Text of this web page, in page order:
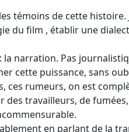
témoins de cette histoire.
du film , établir une
la narration. Pas
cette puissance, sans
ces rumeurs, on est
travailleurs, de
en parlant de la